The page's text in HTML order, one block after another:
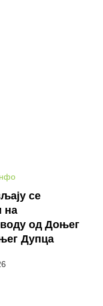
се
на
од Доњег
Дупца